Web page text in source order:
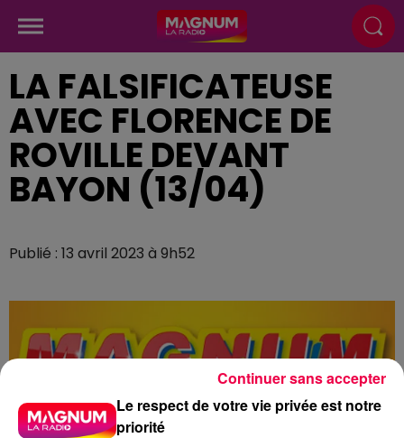
LA FALSIFICATEUSE
AVEC FLORENCE DE
ROVILLE DEVANT
BAYON (13/04)
Publié : 13 avril 2023 à 9h52
Le respect de votre vie privée est notre
priorité
Continuer sans accepter